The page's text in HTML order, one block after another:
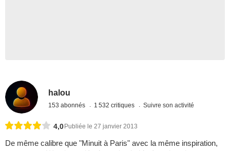
halou
153 abonnés 1 532 critiques Suivre son activité
4,0 Publiée le 27 janvier 2013
De même calibre que "Minuit à Paris" avec la même inspiration,